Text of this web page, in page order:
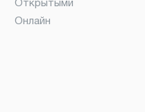
Открытыми
Онлайн